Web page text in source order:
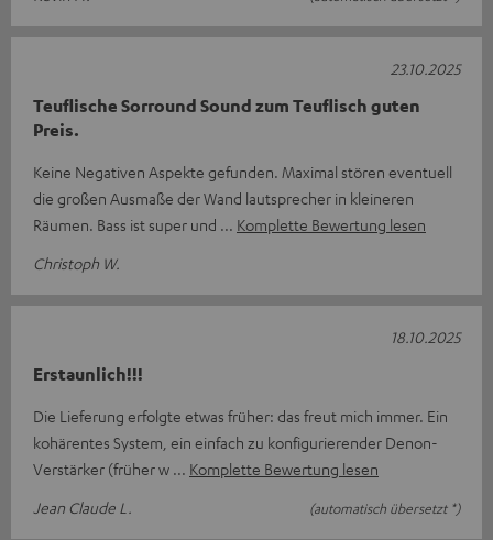
Teuflische Sorround Sound zum Teuflisch guten
Preis.
Keine Negativen Aspekte gefunden. Maximal stören eventuell
die großen Ausmaße der Wand lautsprecher in kleineren
Räumen. Bass ist super und
Komplette Bewertung lesen
Christoph W.
23.10.2025
Erstaunlich!!!
Die Lieferung erfolgte etwas früher: das freut mich immer. Ein
kohärentes System, ein einfach zu konfigurierender Denon-
Verstärker (früher w
Komplette Bewertung lesen
Jean Claude L.
(automatisch übersetzt *)
18.10.2025